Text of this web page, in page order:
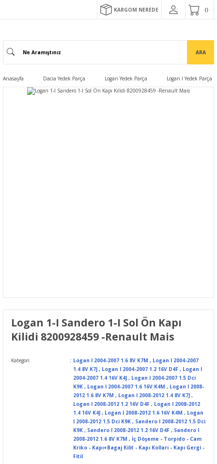
KARGOM NEREDE
ARA
Anasayfa Dacia Yedek Parça Logan Yedek Parça Logan I Yedek Parça
Logan 1-I Sandero 1-I Sol Ön Kapı
Kilidi 8200928459 -Renault Mais
Kategori Logan I 2004-2007 1.6 8V K7M , Logan I 2004-2007
1.4 8V K7J , Logan I 2004-2007 1.2 16V D4F , Logan I
2004-2007 1.4 16V K4J , Logan I 2004-2007 1.5 Dci
K9K , Logan I 2004-2007 1.6 16V K4M , Logan I 2008-
2012 1.6 8V K7M , Logan I 2008-2012 1.4 8V K7J ,
Logan I 2008-2012 1.2 16V D4F , Logan I 2008-2012
1.4 16V K4J , Logan I 2008-2012 1.6 16V K4M , Logan
I 2008-2012 1.5 Dci K9K , Sandero I 2008-2012 1.5 Dci
K9K , Sandero I 2008-2012 1.2 16V D4F , Sandero I
2008-2012 1.6 8V K7M , İç Döşeme - Torpido - Cam
Kriko - Kapı+Bagaj Kilit - Kapı Kolları - Kapı Gergi -
Fitil